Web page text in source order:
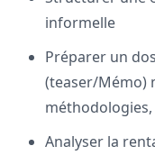
informelle
Préparer un
(teaser/Mémo)
Analyser la